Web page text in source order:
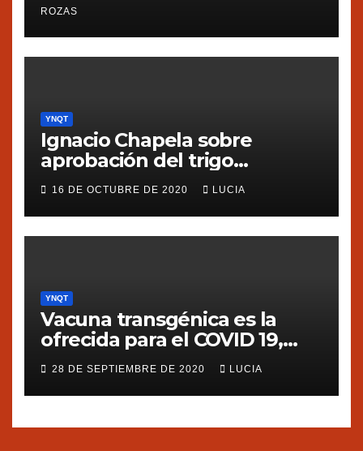
ROZAS
YNQT
Ignacio Chapela sobre
aprobación del trigo
transgénico en Argentina
16 DE OCTUBRE DE 2020 LUCIA
YNQT
Vacuna transgénica es la
ofrecida para el COVID 19,
dice Silvia Ribeiro de ETC
group
28 DE SEPTIEMBRE DE 2020 LUCIA